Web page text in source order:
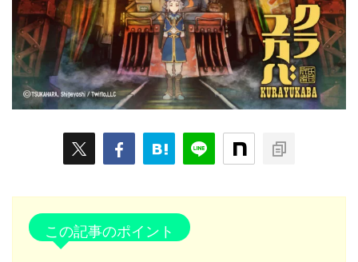
Fortnite HMD HoloModels Music NEWS
PR/提供 Roblox Steam TGS VRChat
にじさんじ アウトドア アニメ アプリ
キャンペーン クラウドファンディング
ソーシャルVR デジモノ バーチャルYouTuber
この記事のポイント